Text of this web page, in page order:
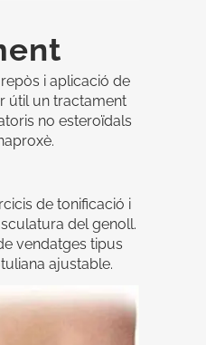
i aplicació de
útil un tractament
no esteroïdals
de tonificació i
del genoll.
vendatges tipus
ajustable.